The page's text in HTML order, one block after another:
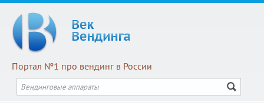
Портал №1 про вендинг в России